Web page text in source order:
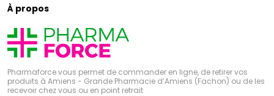
À propos
Pharmaforce vous permet de commander en ligne, de retirer vos
produits à Amiens - Grande Pharmacie d’Amiens (Fachon) ou de les
recevoir chez vous ou en point retrait